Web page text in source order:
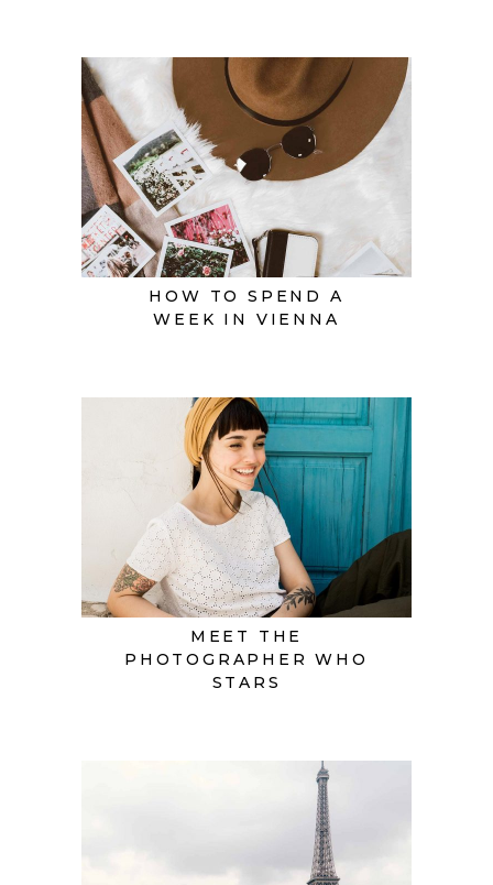
HOW TO SPEND A
WEEK IN VIENNA
MEET THE
PHOTOGRAPHER WHO
STARS